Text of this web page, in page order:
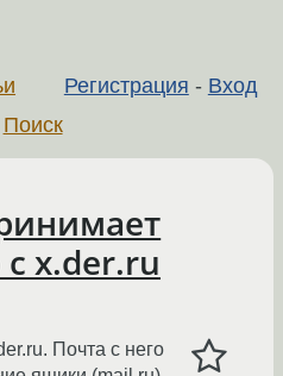
Регистрация - Вход
Поиск
с x.der.ru
Почта с него